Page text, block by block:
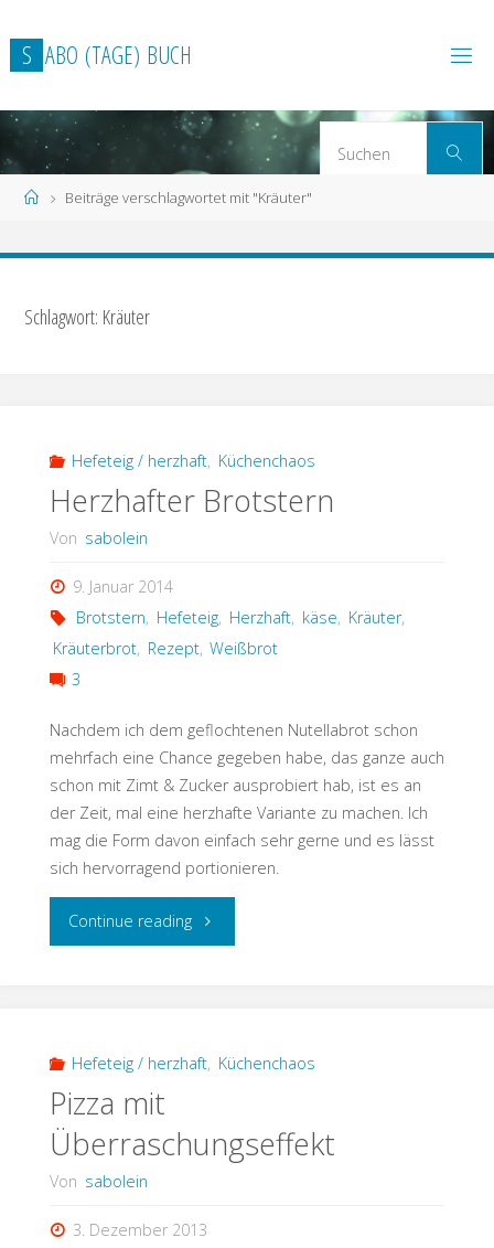
Inhalt
springen
S ABO (TAGE) BUCH
Suchen
StartBeiträge verschlagwortet mit "Kräuter"
Schlagwort: Kräuter
Hefeteig / herzhaft, Küchenchaos
Herzhafter Brotstern
Von sabolein
9. Januar 2014
Brotstern, Hefeteig, Herzhaft, käse, Kräuter,
Kräuterbrot, Rezept, Weißbrot
3
Nachdem ich dem geflochtenen Nutellabrot schon
mehrfach eine Chance gegeben habe, das ganze auch
schon mit Zimt & Zucker ausprobiert hab, ist es an
der Zeit, mal eine herzhafte Variante zu machen. Ich
mag die Form davon einfach sehr gerne und es lässt
sich hervorragend portionieren.
Continue reading"Herzhafter
Hefeteig / herzhaft, Küchenchaos
Pizza mit
Überraschungseffekt
Von sabolein
3. Dezember 2013